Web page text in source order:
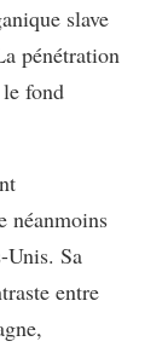
slave
pénétration
fond
néanmoins
Unis. Sa
entre